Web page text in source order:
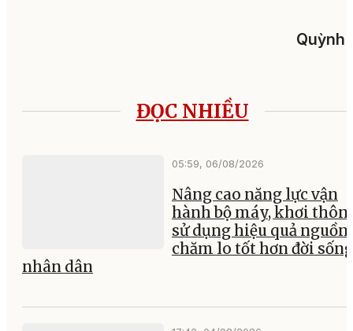
Quỳnh
ĐỌC NHIỀU
05:59, 06/08/2026
Nâng cao năng lực vận
hành bộ máy, khơi
sử dụng hiệu quả nguồn
chăm lo tốt hơn đời sống
nhân dân